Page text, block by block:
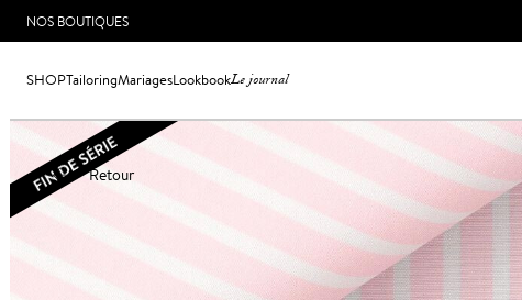
NOS BOUTIQUES
SHOPTailoringMariagesLookbookLe journal
Retour